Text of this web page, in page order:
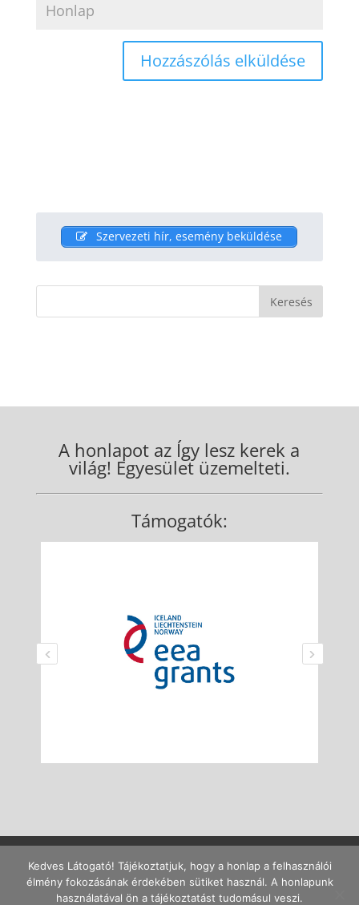
Szervezeti hír, esemény beküldése
A honlapot az Így lesz kerek a
világ! Egyesület üzemelteti.
Támogatók:
Ajánlott böngészők: Firefox 40+, Chrome 45+, MS Edge. Ajánlott
felbontás: legalább 1280x720p.
Impresszum/Adatkezelés
Kedves Látogató! Tájékoztatjuk, hogy a honlap a felhasználói
élmény fokozásának érdekében sütiket használ. A honlapunk
használatával ön a tájékoztatást tudomásul veszi.